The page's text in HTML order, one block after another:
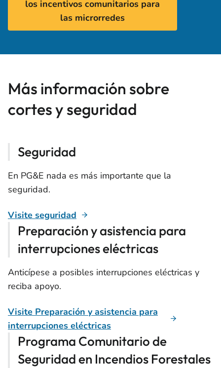
los incentivos comunitarios para
las microrredes
Más información sobre
cortes y seguridad
Seguridad
En PG&E nada es más importante que la
seguridad.
Visite seguridad
Preparación y asistencia para
interrupciones eléctricas
Anticípese a posibles interrupciones eléctricas y
reciba apoyo.
Visite Preparación y asistencia para
interrupciones eléctricas
Programa Comunitario de
Seguridad en Incendios Forestales